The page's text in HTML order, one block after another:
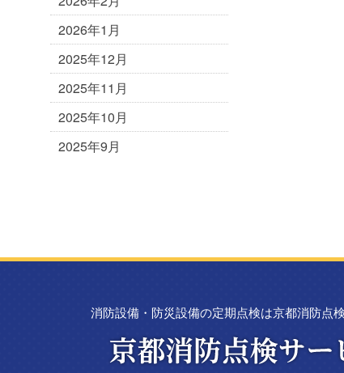
2026年1月
2025年12月
2025年11月
2025年10月
2025年9月
消防設備・防災設備の定期点検は京都消防点